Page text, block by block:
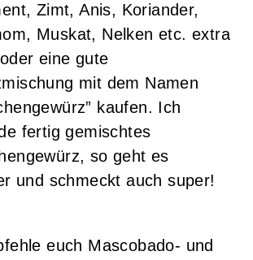
Zimt, Anis, Koriander,
Muskat, Nelken etc. extra
eine gute
mit dem Namen
kaufen. Ich
fertig gemischtes
so geht es
und schmeckt auch super!
euch Mascobado- und